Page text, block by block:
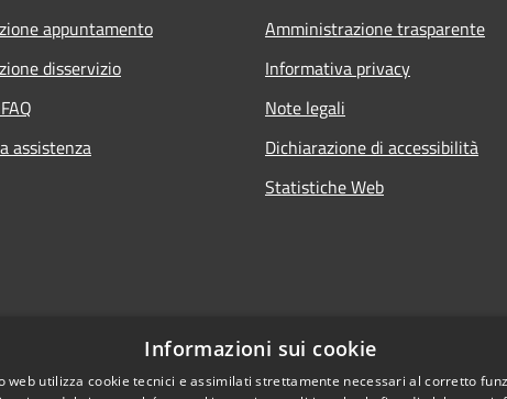
appuntamento
disservizio
assistenza
Amministrazione trasparente
Informativa privacy
Note legali
Dichiarazione di accessibilità
Statistiche Web
Informazioni sui cookie
web utilizza cookie tecnici e assimilati strettamente necessari al corretto